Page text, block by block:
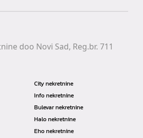
doo Novi Sad, Reg.br. 711
City nekretnine
Info nekretnine
Bulevar nekretnine
Halo nekretnine
Eho nekretnine